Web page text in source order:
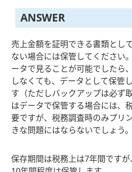
ANSWER
売上金額を証明できる書類とし
ない場合には保管してください
ータで見ることが可能でしたら
しなくても、データとして保管
す（ただしバックアップは必ず
はデータで保管する場合には、
要ですが、税務調査時のみプリ
きな問題にはならないでしょう。
保存期間は税務上は7年間です